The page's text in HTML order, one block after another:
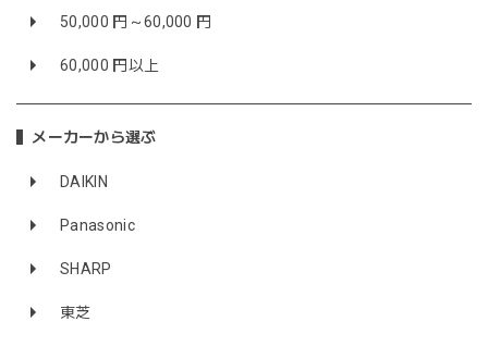
50,000 円～60,000 円
60,000 円以上
メーカーから選ぶ
DAIKIN
Panasonic
SHARP
東芝